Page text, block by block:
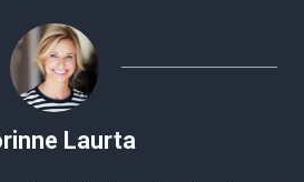
Laurta